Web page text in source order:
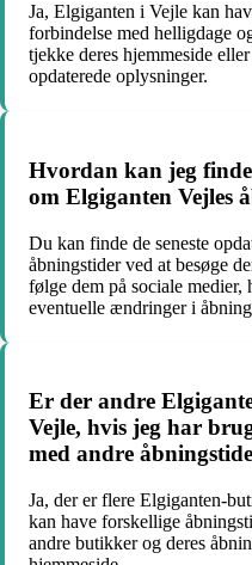
Ja, Elgiganten i Vejle kan
forbindelse med helligdage
tjekke deres hjemmeside
opdaterede oplysninger.
Hvordan kan jeg finde
om Elgiganten Vejles
Du kan finde de seneste
åbningstider ved at besøge
følge dem på sociale
eventuelle ændringer i
Er der andre
Vejle, hvis jeg har
med andre
Ja, der er flere Elgiganten-
kan have forskellige
andre butikker og deres